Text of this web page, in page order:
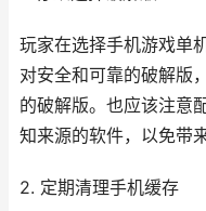
玩家在选择手机游戏单
对安全和可靠的破解版
的破解版。也应该注意
知来源的软件，以免带
2. 定期清理手机缓存